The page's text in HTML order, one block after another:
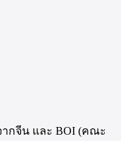
ากจีน และ BOI (คณะ